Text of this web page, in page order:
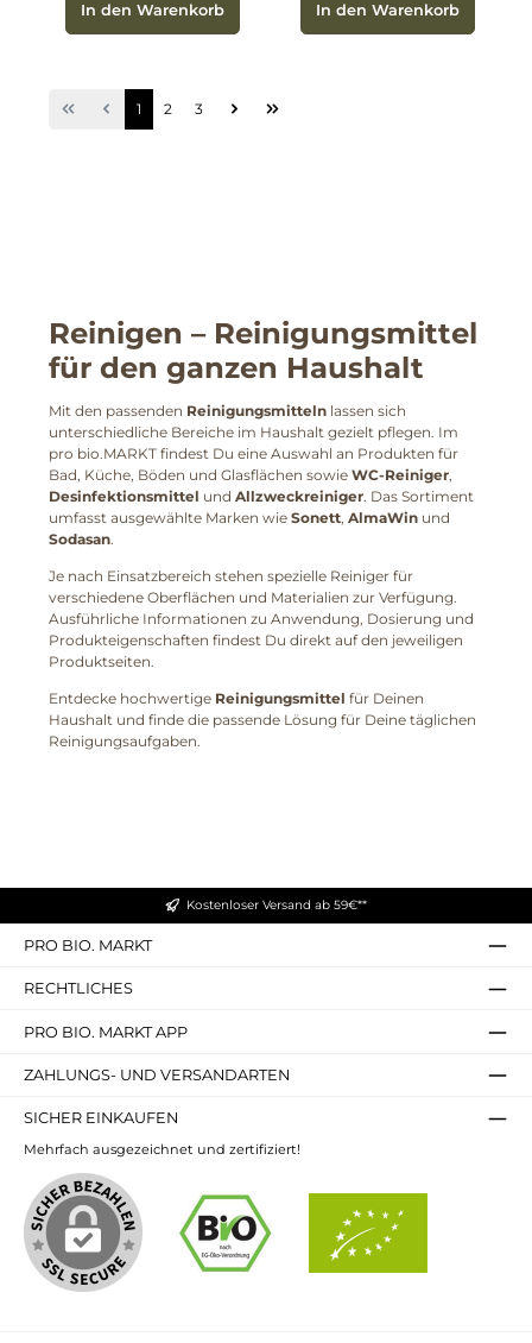
In den Warenkorb In den Warenkorb
1 2 3
Reinigen – Reinigungsmittel
für den ganzen Haushalt
Mit den passenden Reinigungsmitteln lassen sich
unterschiedliche Bereiche im Haushalt gezielt pflegen. Im
pro bio.MARKT findest Du eine Auswahl an Produkten für
Bad, Küche, Böden und Glasflächen sowie WC-Reiniger,
Desinfektionsmittel und Allzweckreiniger. Das Sortiment
umfasst ausgewählte Marken wie Sonett, AlmaWin und
Sodasan.
Je nach Einsatzbereich stehen spezielle Reiniger für
verschiedene Oberflächen und Materialien zur Verfügung.
Ausführliche Informationen zu Anwendung, Dosierung und
Produkteigenschaften findest Du direkt auf den jeweiligen
Produktseiten.
Entdecke hochwertige Reinigungsmittel für Deinen
Haushalt und finde die passende Lösung für Deine täglichen
Reinigungsaufgaben.
Kostenloser Versand ab 59€**
PRO BIO. MARKT
RECHTLICHES
PRO BIO. MARKT APP
ZAHLUNGS- UND VERSANDARTEN
SICHER EINKAUFEN
Mehrfach ausgezeichnet und zertifiziert!